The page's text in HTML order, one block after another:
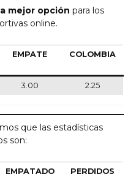
mejor opción para los
online.
EMPATE COLOMBIA
3.00 2.25
que las estadísticas
son:
EMPATADO
PERDIDOS